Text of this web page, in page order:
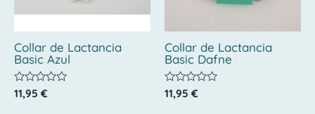
Collar de Lactancia
Basic Azul
Valorado
con
11,95 €
Collar de Lactancia
Basic Dafne
Valorado
con
11,95 €